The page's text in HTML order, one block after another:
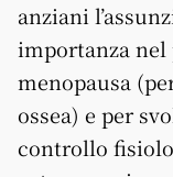
anziani
importanza nel
menopausa
ossea) e per
controllo